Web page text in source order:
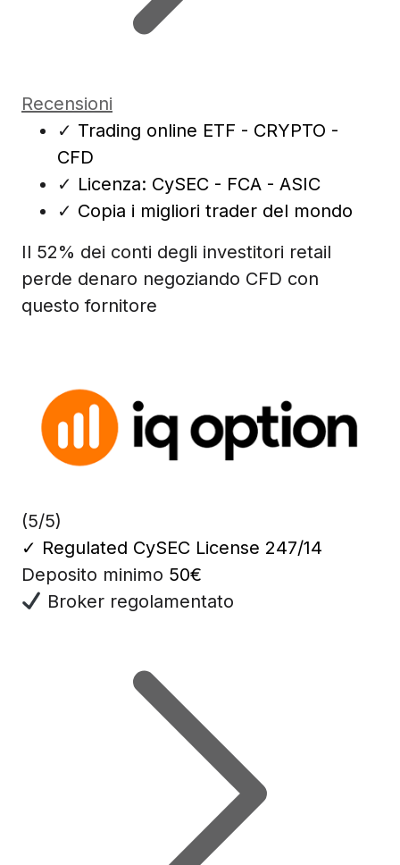
Recensioni
✓ Trading online ETF - CRYPTO -
CFD
✓ Licenza: CySEC - FCA - ASIC
✓ Copia i migliori trader del mondo
Il 52% dei conti degli investitori retail
perde denaro negoziando CFD con
questo fornitore
(5/5)
✓ Regulated CySEC License 247/14
Deposito minimo 50€
Broker regolamentato